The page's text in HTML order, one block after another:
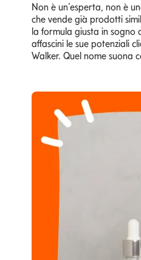
Non è un’esperta, non è
che vende già prodotti
la formula giusta in sogno
affascini le sue potenziali
Walker. Quel nome suona